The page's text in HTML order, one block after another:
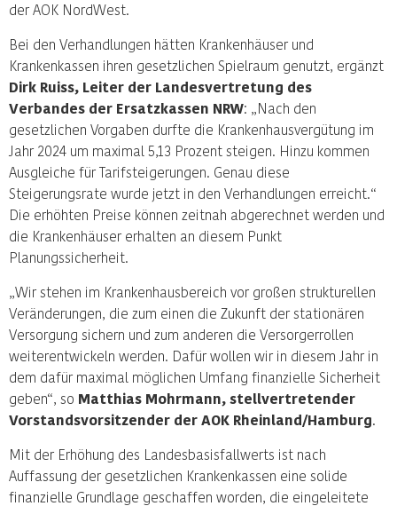
der AOK NordWest.
Bei den Verhandlungen hätten Krankenhäuser und
Krankenkassen ihren gesetzlichen Spielraum genutzt, ergänzt
Dirk Ruiss, Leiter der Landesvertretung des
Verbandes der Ersatzkassen NRW: „Nach den
gesetzlichen Vorgaben durfte die Krankenhausvergütung im
Jahr 2024 um maximal 5,13 Prozent steigen. Hinzu kommen
Ausgleiche für Tarifsteigerungen. Genau diese
Steigerungsrate wurde jetzt in den Verhandlungen erreicht.“
Die erhöhten Preise können zeitnah abgerechnet werden und
die Krankenhäuser erhalten an diesem Punkt
Planungssicherheit.
„Wir stehen im Krankenhausbereich vor großen strukturellen
Veränderungen, die zum einen die Zukunft der stationären
Versorgung sichern und zum anderen die Versorgerrollen
weiterentwickeln werden. Dafür wollen wir in diesem Jahr in
dem dafür maximal möglichen Umfang finanzielle Sicherheit
geben“, so Matthias Mohrmann, stellvertretender
Vorstandsvorsitzender der AOK Rheinland/Hamburg.
Mit der Erhöhung des Landesbasisfallwerts ist nach
Auffassung der gesetzlichen Krankenkassen eine solide
finanzielle Grundlage geschaffen worden, die eingeleitete